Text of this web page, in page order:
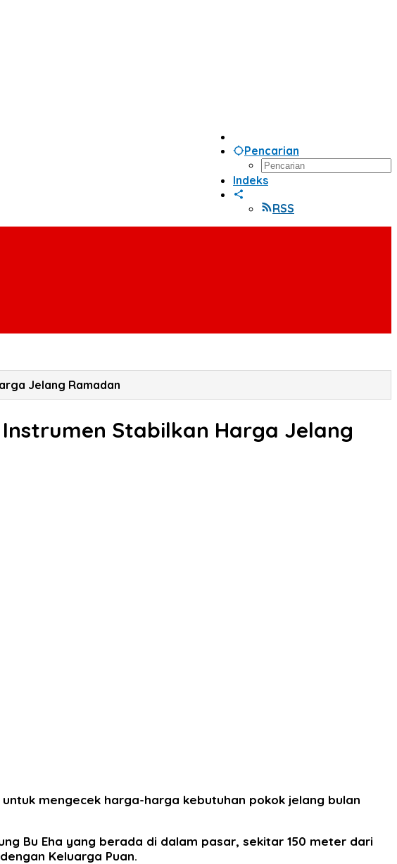
Pencarian
Indeks
RSS
Jelang Ramadan
Stabilkan Harga Jelang
mengecek harga-harga kebutuhan pokok jelang bulan
Bu Eha yang berada di dalam pasar, sekitar 150 meter dari
Keluarga Puan.